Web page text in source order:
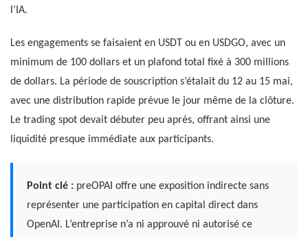
l’IA.
Les engagements se faisaient en USDT ou en USDGO, avec un
minimum de 100 dollars et un plafond total fixé à 300 millions
de dollars. La période de souscription s’étalait du 12 au 15 mai,
avec une distribution rapide prévue le jour même de la clôture.
Le trading spot devait débuter peu après, offrant ainsi une
liquidité presque immédiate aux participants.
Point clé : preOPAI offre une exposition indirecte sans
représenter une participation en capital direct dans
OpenAI. L’entreprise n’a ni approuvé ni autorisé ce